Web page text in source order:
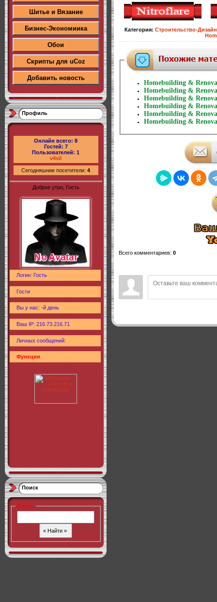
Шитье и Вязание
Бизнес-Экономиика
Обои
Скрипты для uCoz
Добавить новость
Профиль
Онлайн всего: 8
Гостей: 7
Пользователей: 1
v4sil
Сегодняшние посетители: 4
Доброе утро, Гость
Логин: Гость
Гости
Вы у нас: -й день
Ваш IP: 216.73.216.71
Личных сообщений:
Функции
Поиск
Поиск:
Категория: Строительство-Дизайн
Homebuilding &
Homebuilding &
Homebuilding &
Homebuilding &
Homebuilding &
Homebuilding &
Всего комментариев: 0